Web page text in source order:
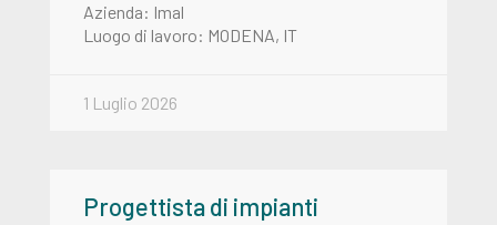
Azienda: Imal
Luogo di lavoro: MODENA, IT
1 Luglio 2026
Progettista di impianti